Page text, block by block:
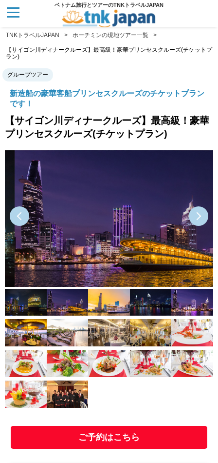
ベトナム旅行とツアーのTNKトラベルJAPAN
TNKトラベルJAPAN ホーチミンの現地ツアー一覧
【サイゴン川ディナークルーズ】最高級！豪華プリンセスクルーズ(チケットプ
ラン)
グループツアー
新造船の豪華客船プリンセスクルーズのチケットプラン
です！
【サイゴン川ディナークルーズ】最高級！豪華
プリンセスクルーズ(チケットプラン)
ご予約はこちら